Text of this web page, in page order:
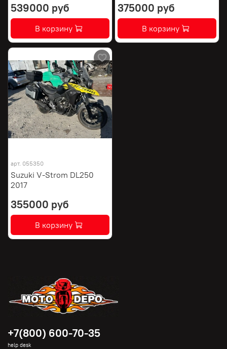
539000 руб
В корзину
375000 руб
В корзину
арт. 055350
Suzuki V-Strom DL250
2017
355000 руб
В корзину
+7(800) 600-70-35
help desk